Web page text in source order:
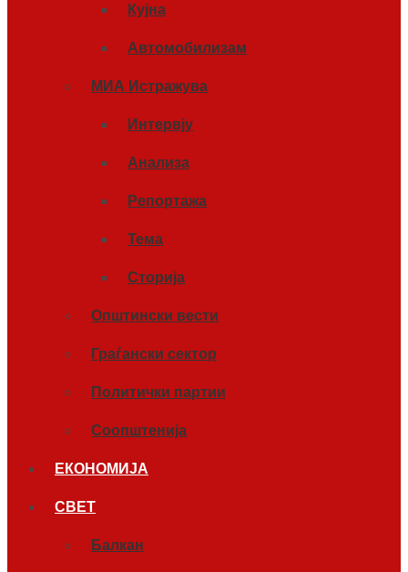
Кујна
Автомобилизам
МИА Истражува
Интервју
Анализа
Репортажа
Тема
Сторија
Општински вести
Граѓански сектор
Политички партии
Соопштенија
ЕКОНОМИЈА
СВЕТ
Балкан